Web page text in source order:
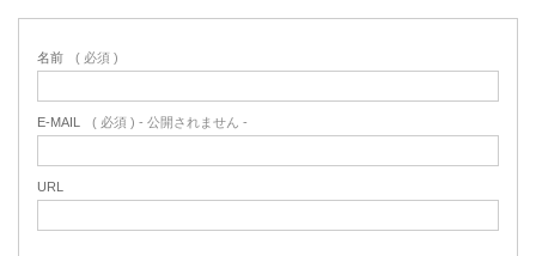
名前 ( 必須 )
E-MAIL ( 必須 ) - 公開されません -
URL